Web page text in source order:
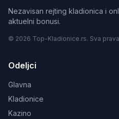
Nezavisan rejting kladionica i
aktuelni bonusi.
© 2026 Top-Kladionice.rs. Sva
Odeljci
Glavna
Kladionice
Kazino